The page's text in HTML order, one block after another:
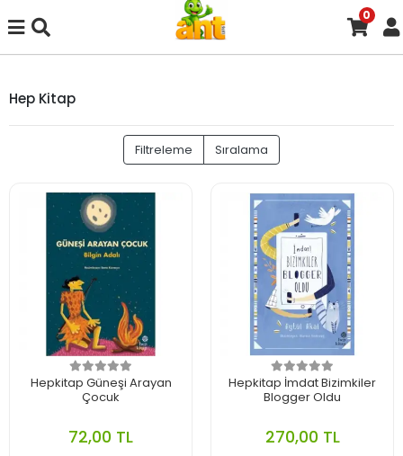
0
Hep Kitap
Filtreleme Sıralama
Hepkitap Güneşi Arayan
Çocuk
72,00 TL
Hepkitap İmdat Bizimkiler
Blogger Oldu
270,00 TL